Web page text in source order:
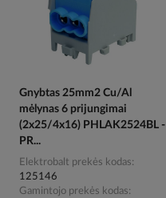
Gnybtas 25mm2 Cu/Al
mėlynas 6 prijungimai
(2x25/4x16) PHLAK2524BL -
PR...
Elektrobalt prekės kodas
125146
Gamintojo prekės kodas